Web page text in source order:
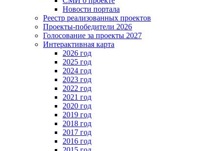
Новости портала
Реестр реализованных проектов
Проекты-победители 2026
Голосование за проекты 2027
Интерактивная карта
2026 год
2025 год
2024 год
2023 год
2022 год
2021 год
2020 год
2019 год
2018 год
2017 год
2016 год